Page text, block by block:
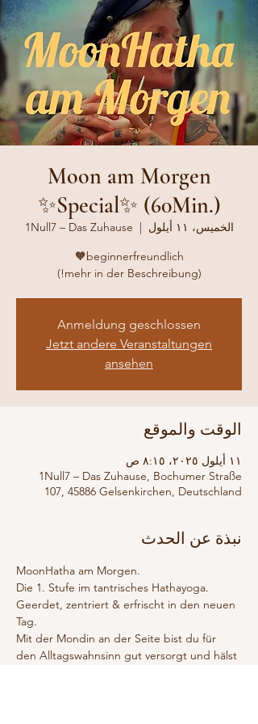
Moon am Morgen
✨Special✨ (60Min.)
الخميس، ١١ أيلول
  |
1Null7 – Das Zuhause
(mehr in der Beschreibung!)
Anmeldung geschlossen
Jetzt andere Veranstaltungen
ansehen
الوقت والموقع
١١ أيلول ٢٠٢٥، ٨:١٥ ص
1Null7 – Das Zuhause, Bochumer Straße
107, 45886 Gelsenkirchen, Deutschland
نبذة عن الحدث
MoonHatha am Morgen.
Die 1. Stufe im tantrisches Hathayoga.
Geerdet, zentriert & erfrischt in den neuen
Tag.
Mit der Mondin an der Seite bist du für
den Alltagswahnsinn gut versorgt und hälst